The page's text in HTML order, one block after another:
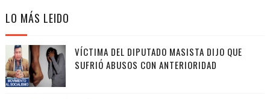
LO MÁS LEIDO
VÍCTIMA DEL DIPUTADO MASISTA DIJO QUE
SUFRIÓ ABUSOS CON ANTERIORIDAD